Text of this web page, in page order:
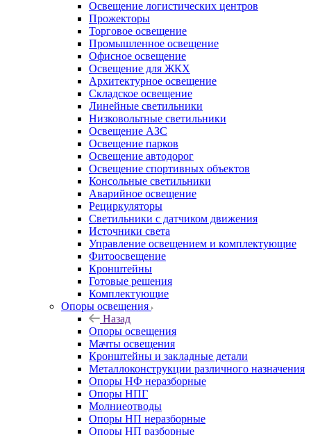
Освещение логистических центров
Прожекторы
Торговое освещение
Промышленное освещение
Офисное освещение
Освещение для ЖКХ
Архитектурное освещение
Складское освещение
Линейные светильники
Низковольтные светильники
Освещение АЗС
Освещение парков
Освещение автодорог
Освещение спортивных объектов
Консольные светильники
Аварийное освещение
Рециркуляторы
Светильники с датчиком движения
Источники света
Управление освещением и комплектующие
Фитоосвещение
Кронштейны
Готовые решения
Комплектующие
Опоры освещения
Назад
Опоры освещения
Мачты освещения
Кронштейны и закладные детали
Металлоконструкции различного назначения
Опоры НФ неразборные
Опоры НПГ
Молниеотводы
Опоры НП неразборные
Опоры НП разборные